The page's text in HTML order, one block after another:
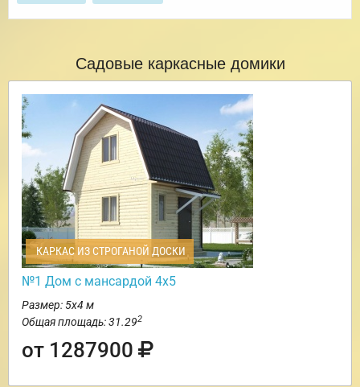
Садовые каркасные домики
КАРКАС ИЗ СТРОГАНОЙ ДОСКИ
№1 Дом с мансардой 4х5
Размер: 5х4 м
Общая площадь: 31.292
от 1287900